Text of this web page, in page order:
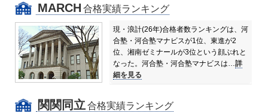
MARCH 合格実績ランキング
現・浪計(26年)合格者数ランキングは、河
合塾・河合塾マナビスが1位、東進が2
位、湘南ゼミナールが3位という顔ぶれと
なった。 河合塾・河合塾マナビスは…詳
細を見る
関関同立 合格実績ランキング